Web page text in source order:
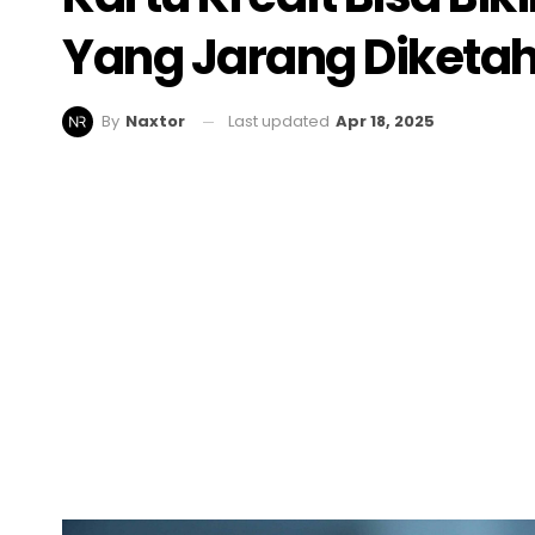
Yang Jarang
By Naxtor Last updated Apr 18, 2025